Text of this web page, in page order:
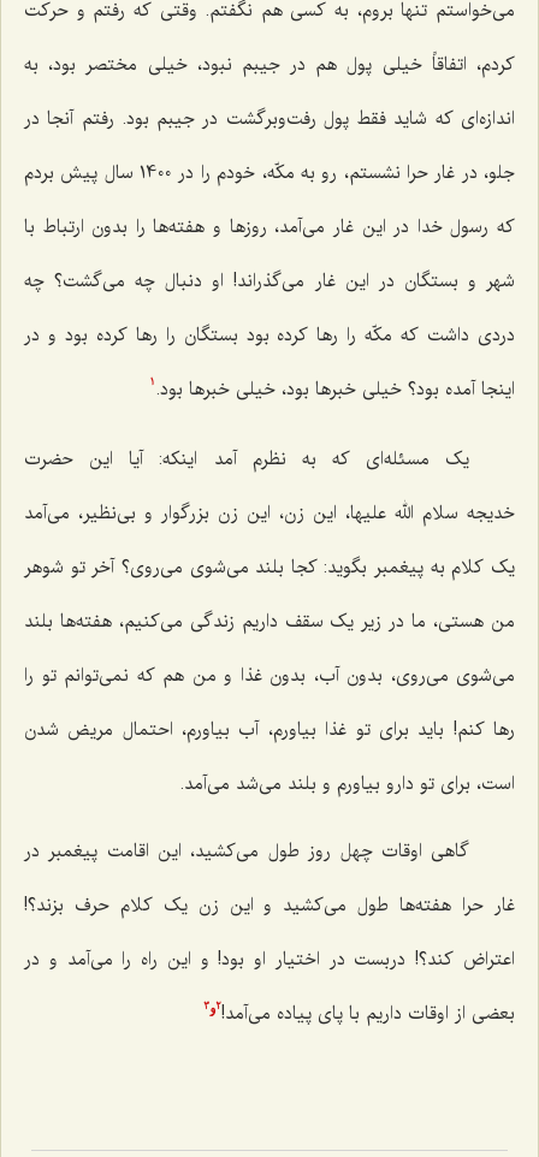
می‌خواستم تنها بروم، به کسی هم نگفتم. وقتی که رفتم و حرکت
کردم، اتفاقاً خیلی پول هم در جیبم نبود، خیلی مختصر بود، به
اندازه‌ای که شاید فقط پول رفت‌وبرگشت در جیبم بود. رفتم آنجا در
جلو، در غار حرا نشستم، رو به مکّه، خودم را در 1400 سال پیش بردم
که رسول خدا در این غار می‌آمد، روزها و هفته‌ها را بدون ارتباط با
شهر و بستگان در این غار می‌گذراند! او دنبال چه می‌گشت؟ چه
دردی داشت که مکّه را رها کرده بود بستگان را رها کرده بود و در
اینجا آمده بود؟ خیلی خبرها بود، خیلی خبرها بود. 1
یک مسئله‌ای که به نظرم آمد اینکه: آیا این حضرت
خدیجه سلام الله علیها، این زن، این زن بزرگوار و بی‌نظیر، می‌آمد
یک کلام به پیغمبر بگوید: کجا بلند می‌شوی می‌روی؟ آخر تو شوهر
من هستی، ما در زیر یک سقف داریم زندگی می‌کنیم، هفته‌ها بلند
می‌شوی می‌روی، بدون آب، بدون غذا و من هم که نمی‌توانم تو را
رها کنم! باید برای تو غذا بیاورم، آب بیاورم، احتمال مریض شدن
است، برای تو دارو بیاورم و بلند می‌شد می‌آمد.
گاهی اوقات چهل روز طول می‌کشید، این اقامت پیغمبر در
غار حرا هفته‌ها طول می‌کشید و این زن یک کلام حرف بزند؟!
اعتراض کند؟! دربست در اختیار او بود! و این راه را می‌آمد و در
بعضی از اوقات داریم با پای پیاده می‌آمد!2و3